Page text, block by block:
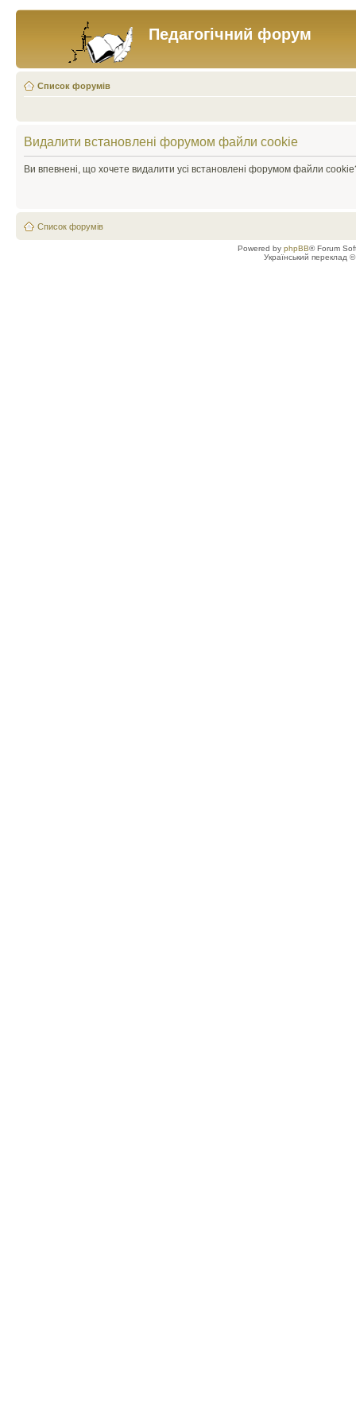
Педагогічний форум
Список форумів
Видалити встановлені форумом файли cookie
Ви впевнені, що хочете видалити усі встановлені форумом файли
Список форумів
Powered by phpBB® Forum
Український переклад